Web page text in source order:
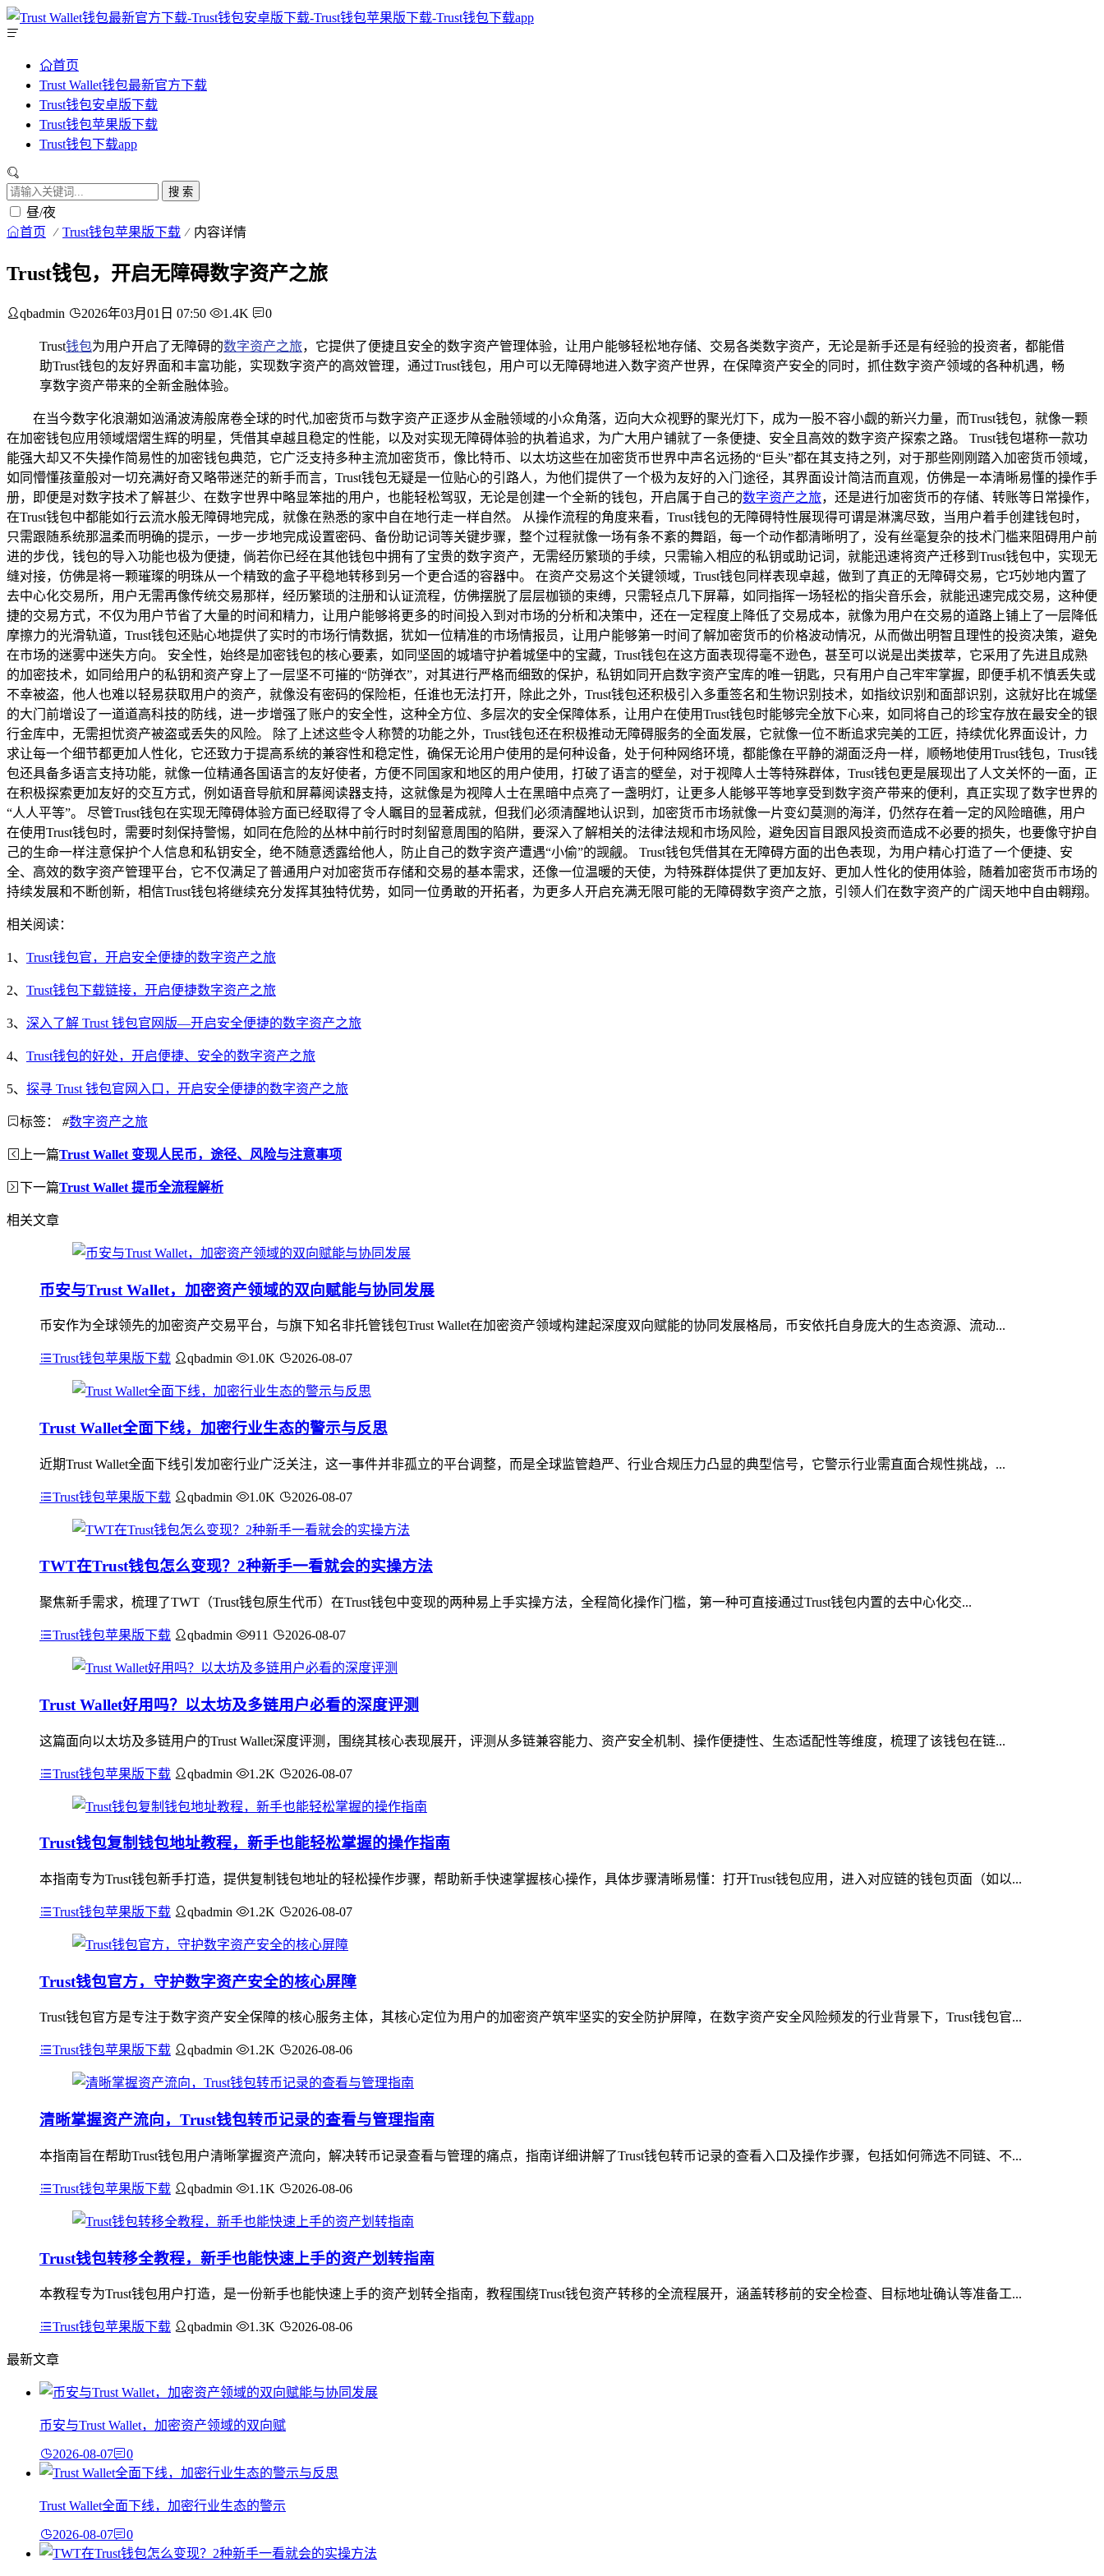
首页
Trust Wallet钱包最新官方下载
Trust钱包安卓版下载
Trust钱包苹果版下载
Trust钱包下载app
搜 索
昼/夜
首页 Trust钱包苹果版下载 内容详情
Trust钱包，开启无障碍数字资产之旅
qbadmin 2026年03月01日 07:50 1.4K 0
Trust钱包为用户开启了无障碍的数字资产之旅，它提供了便捷且安全的数字资产管理体验，让用户能够轻松地存储、交易各类数字资产，无论是新手还是有经验的投资者，都能借
助Trust钱包的友好界面和丰富功能，实现数字资产的高效管理，通过Trust钱包，用户可以无障碍地进入数字资产世界，在保障资产安全的同时，抓住数字资产领域的各种机遇，畅
享数字资产带来的全新金融体验。
在当今数字化浪潮如汹涌波涛般席卷全球的时代,加密货币与数字资产正逐步从金融领域的小众角落，迈向大众视野的聚光灯下，成为一股不容小觑的新兴力量，而Trust钱包，就像一颗
在加密钱包应用领域熠熠生辉的明星，凭借其卓越且稳定的性能，以及对实现无障碍体验的执着追求，为广大用户铺就了一条便捷、安全且高效的数字资产探索之路。 Trust钱包堪称一款功
能强大却又不失操作简易性的加密钱包典范，它广泛支持多种主流加密货币，像比特币、以太坊这些在加密货币世界中声名远扬的“巨头”都在其支持之列，对于那些刚刚踏入加密货币领域，
如同懵懂孩童般对一切充满好奇又略带迷茫的新手而言，Trust钱包无疑是一位贴心的引路人，为他们提供了一个极为友好的入门途径，其界面设计简洁而直观，仿佛是一本清晰易懂的操作手
册，即便是对数字技术了解甚少、在数字世界中略显笨拙的用户，也能轻松驾驭，无论是创建一个全新的钱包，开启属于自己的数字资产之旅，还是进行加密货币的存储、转账等日常操作，
在Trust钱包中都能如行云流水般无障碍地完成，就像在熟悉的家中自在地行走一样自然。 从操作流程的角度来看，Trust钱包的无障碍特性展现得可谓是淋漓尽致，当用户着手创建钱包时，
只需跟随系统那温柔而明确的提示，一步一步地完成设置密码、备份助记词等关键步骤，整个过程就像一场有条不紊的舞蹈，每一个动作都清晰明了，没有丝毫复杂的技术门槛来阻碍用户前
进的步伐，钱包的导入功能也极为便捷，倘若你已经在其他钱包中拥有了宝贵的数字资产，无需经历繁琐的手续，只需输入相应的私钥或助记词，就能迅速将资产迁移到Trust钱包中，实现无
缝对接，仿佛是将一颗璀璨的明珠从一个精致的盒子平稳地转移到另一个更合适的容器中。 在资产交易这个关键领域，Trust钱包同样表现卓越，做到了真正的无障碍交易，它巧妙地内置了
去中心化交易所，用户无需再像传统交易那样，经历繁琐的注册和认证流程，仿佛摆脱了层层枷锁的束缚，只需轻点几下屏幕，如同指挥一场轻松的指尖音乐会，就能迅速完成交易，这种便
捷的交易方式，不仅为用户节省了大量的时间和精力，让用户能够将更多的时间投入到对市场的分析和决策中，还在一定程度上降低了交易成本，就像为用户在交易的道路上铺上了一层降低
摩擦力的光滑轨道，Trust钱包还贴心地提供了实时的市场行情数据，犹如一位精准的市场情报员，让用户能够第一时间了解加密货币的价格波动情况，从而做出明智且理性的投资决策，避免
在市场的迷雾中迷失方向。 安全性，始终是加密钱包的核心要素，如同坚固的城墙守护着城堡中的宝藏，Trust钱包在这方面表现得毫不逊色，甚至可以说是出类拔萃，它采用了先进且成熟
的加密技术，如同给用户的私钥和资产穿上了一层坚不可摧的“防弹衣”，对其进行严格而细致的保护，私钥如同开启数字资产宝库的唯一钥匙，只有用户自己牢牢掌握，即便手机不慎丢失或
不幸被盗，他人也难以轻易获取用户的资产，就像没有密码的保险柜，任谁也无法打开，除此之外，Trust钱包还积极引入多重签名和生物识别技术，如指纹识别和面部识别，这就好比在城堡
的大门前增设了一道道高科技的防线，进一步增强了账户的安全性，这种全方位、多层次的安全保障体系，让用户在使用Trust钱包时能够完全放下心来，如同将自己的珍宝存放在最安全的银
行金库中，无需担忧资产被盗或丢失的风险。 除了上述这些令人称赞的功能之外，Trust钱包还在积极推动无障碍服务的全面发展，它就像一位不断追求完美的工匠，持续优化界面设计，力
求让每一个细节都更加人性化，它还致力于提高系统的兼容性和稳定性，确保无论用户使用的是何种设备，处于何种网络环境，都能像在平静的湖面泛舟一样，顺畅地使用Trust钱包，Trust钱
包还具备多语言支持功能，就像一位精通各国语言的友好使者，方便不同国家和地区的用户使用，打破了语言的壁垒，对于视障人士等特殊群体，Trust钱包更是展现出了人文关怀的一面，正
在积极探索更加友好的交互方式，例如语音导航和屏幕阅读器支持，这就像是为视障人士在黑暗中点亮了一盏明灯，让更多人能够平等地享受到数字资产带来的便利，真正实现了数字世界的
“人人平等”。 尽管Trust钱包在实现无障碍体验方面已经取得了令人瞩目的显著成就，但我们必须清醒地认识到，加密货币市场就像一片变幻莫测的海洋，仍然存在着一定的风险暗礁，用户
在使用Trust钱包时，需要时刻保持警惕，如同在危险的丛林中前行时时刻留意周围的陷阱，要深入了解相关的法律法规和市场风险，避免因盲目跟风投资而造成不必要的损失，也要像守护自
己的生命一样注意保护个人信息和私钥安全，绝不随意透露给他人，防止自己的数字资产遭遇“小偷”的觊觎。 Trust钱包凭借其在无障碍方面的出色表现，为用户精心打造了一个便捷、安
全、高效的数字资产管理平台，它不仅满足了普通用户对加密货币存储和交易的基本需求，还像一位温暖的天使，为特殊群体提供了更加友好、更加人性化的使用体验，随着加密货币市场的
持续发展和不断创新，相信Trust钱包将继续充分发挥其独特优势，如同一位勇敢的开拓者，为更多人开启充满无限可能的无障碍数字资产之旅，引领人们在数字资产的广阔天地中自由翱翔。
相关阅读：
1、 Trust钱包官，开启安全便捷的数字资产之旅
2、 Trust钱包下载链接，开启便捷数字资产之旅
3、 深入了解 Trust 钱包官网版—开启安全便捷的数字资产之旅
4、 Trust钱包的好处，开启便捷、安全的数字资产之旅
5、 探寻 Trust 钱包官网入口，开启安全便捷的数字资产之旅
标签： #数字资产之旅
上一篇Trust Wallet 变现人民币，途径、风险与注意事项
下一篇Trust Wallet 提币全流程解析
相关文章
币安与Trust Wallet，加密资产领域的双向赋能与协同发展
币安作为全球领先的加密资产交易平台，与旗下知名非托管钱包Trust Wallet在加密资产领域构建起深度双向赋能的协同发展格局，币安依托自身庞大的生态资源、流动...
Trust钱包苹果版下载 qbadmin 1.0K 2026-08-07
Trust Wallet全面下线，加密行业生态的警示与反思
近期Trust Wallet全面下线引发加密行业广泛关注，这一事件并非孤立的平台调整，而是全球监管趋严、行业合规压力凸显的典型信号，它警示行业需直面合规性挑战，...
Trust钱包苹果版下载 qbadmin 1.0K 2026-08-07
TWT在Trust钱包怎么变现？2种新手一看就会的实操方法
聚焦新手需求，梳理了TWT（Trust钱包原生代币）在Trust钱包中变现的两种易上手实操方法，全程简化操作门槛，第一种可直接通过Trust钱包内置的去中心化交...
Trust钱包苹果版下载 qbadmin 911 2026-08-07
Trust Wallet好用吗？以太坊及多链用户必看的深度评测
这篇面向以太坊及多链用户的Trust Wallet深度评测，围绕其核心表现展开，评测从多链兼容能力、资产安全机制、操作便捷性、生态适配性等维度，梳理了该钱包在链...
Trust钱包苹果版下载 qbadmin 1.2K 2026-08-07
Trust钱包复制钱包地址教程，新手也能轻松掌握的操作指南
本指南专为Trust钱包新手打造，提供复制钱包地址的轻松操作步骤，帮助新手快速掌握核心操作，具体步骤清晰易懂：打开Trust钱包应用，进入对应链的钱包页面（如以...
Trust钱包苹果版下载 qbadmin 1.2K 2026-08-07
Trust钱包官方，守护数字资产安全的核心屏障
Trust钱包官方是专注于数字资产安全保障的核心服务主体，其核心定位为用户的加密资产筑牢坚实的安全防护屏障，在数字资产安全风险频发的行业背景下，Trust钱包官...
Trust钱包苹果版下载 qbadmin 1.2K 2026-08-06
清晰掌握资产流向，Trust钱包转币记录的查看与管理指南
本指南旨在帮助Trust钱包用户清晰掌握资产流向，解决转币记录查看与管理的痛点，指南详细讲解了Trust钱包转币记录的查看入口及操作步骤，包括如何筛选不同链、不...
Trust钱包苹果版下载 qbadmin 1.1K 2026-08-06
Trust钱包转移全教程，新手也能快速上手的资产划转指南
本教程专为Trust钱包用户打造，是一份新手也能快速上手的资产划转全指南，教程围绕Trust钱包资产转移的全流程展开，涵盖转移前的安全检查、目标地址确认等准备工...
Trust钱包苹果版下载 qbadmin 1.3K 2026-08-06
最新文章
币安与Trust Wallet，加密资产领域的双向赋
2026-08-07 0
Trust Wallet全面下线，加密行业生态的警示
2026-08-07 0